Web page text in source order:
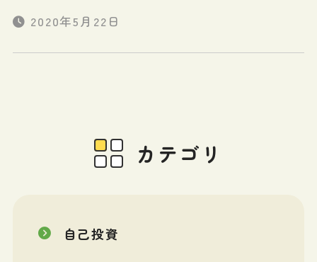
2020年5月22日
カテゴリ
自己投資